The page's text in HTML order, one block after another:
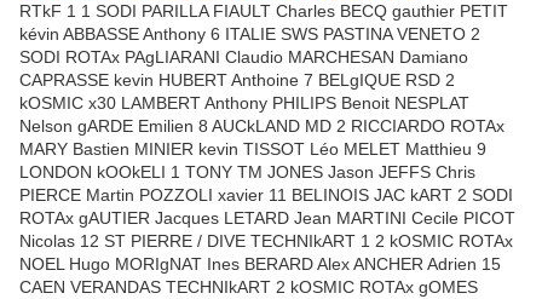
RTkF 1 1 SODI PARILLA FIAULT Charles BECQ gauthier PETIT
kévin ABBASSE Anthony 6 ITALIE SWS PASTINA VENETO 2
SODI ROTAx PAgLIARANI Claudio MARCHESAN Damiano
CAPRASSE kevin HUBERT Anthoine 7 BELgIQUE RSD 2
kOSMIC x30 LAMBERT Anthony PHILIPS Benoit NESPLAT
Nelson gARDE Emilien 8 AUCkLAND MD 2 RICCIARDO ROTAx
MARY Bastien MINIER kevin TISSOT Léo MELET Matthieu 9
LONDON kOOkELI 1 TONY TM JONES Jason JEFFS Chris
PIERCE Martin POZZOLI xavier 11 BELINOIS JAC kART 2 SODI
ROTAx gAUTIER Jacques LETARD Jean MARTINI Cecile PICOT
Nicolas 12 ST PIERRE / DIVE TECHNIkART 1 2 kOSMIC ROTAx
NOEL Hugo MORIgNAT Ines BERARD Alex ANCHER Adrien 15
CAEN VERANDAS TECHNIkART 2 kOSMIC ROTAx gOMES